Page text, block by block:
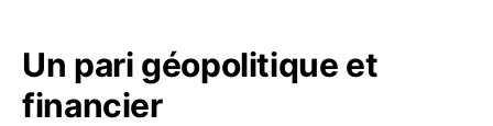
Un pari géopolitique et
financier